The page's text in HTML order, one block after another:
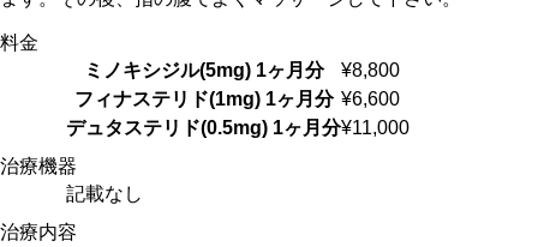
料金
ミノキシジル(5mg) 1ヶ月分
¥8,800
フィナステリド(1mg) 1ヶ月分 ¥6,600
デュタステリド(0.5mg) 1ヶ月分¥11,000
治療機器
記載なし
治療内容